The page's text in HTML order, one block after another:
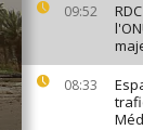
09:52
08:33